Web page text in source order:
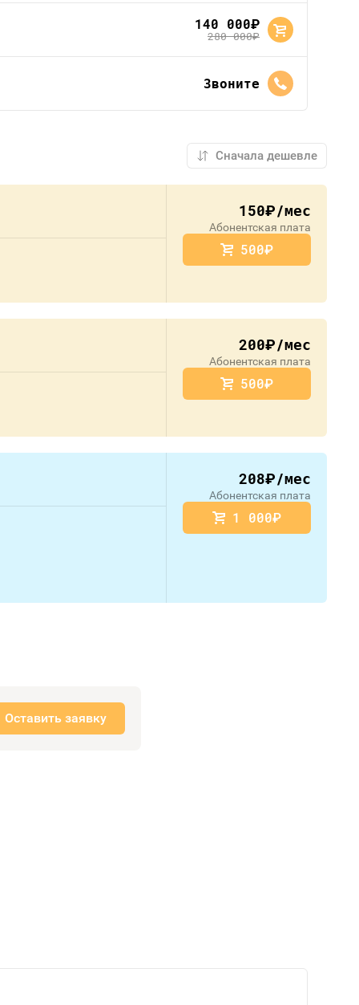
140 000руб.
280 000руб.
Звоните
150руб./мес
Абонентская плата
500руб.
200руб./мес
Абонентская плата
500руб.
208руб./мес
Абонентская плата
1 000руб.
Оставить заявку